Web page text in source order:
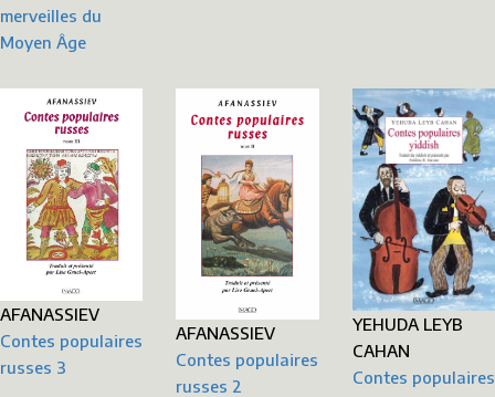
merveilles du
Moyen Âge
AFANASSIEV
Contes populaires
russes 3
AFANASSIEV
Contes populaires
russes 2
YEHUDA LEYB
CAHAN
Contes populaires